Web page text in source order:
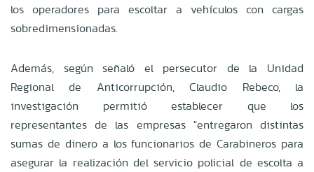
los operadores para escoltar a vehículos con cargas
sobredimensionadas.
Además, según señaló el persecutor de la Unidad
Regional de Anticorrupción, Claudio Rebeco, la
investigación permitió establecer que los
representantes de las empresas "entregaron distintas
sumas de dinero a los funcionarios de Carabineros para
asegurar la realización del servicio policial de escolta a